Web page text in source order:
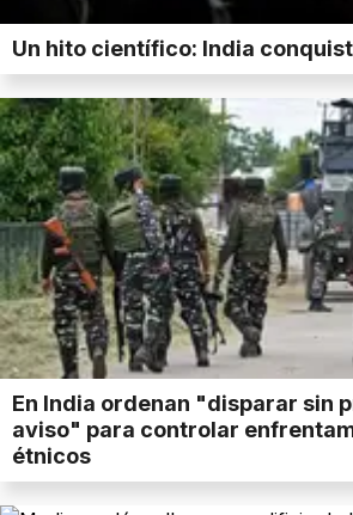
Un hito científico: India
En India ordenan "disparar sin
aviso" para controlar
étnicos